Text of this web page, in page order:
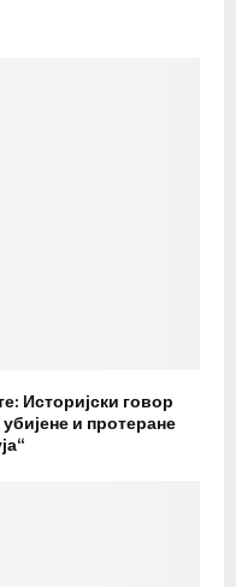
Историјски говор
и протеране